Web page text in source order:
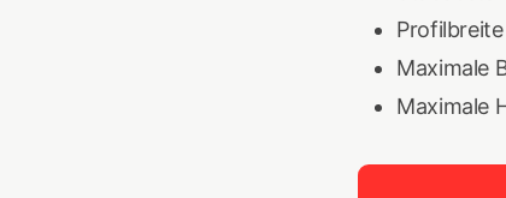
Maximale
Maximale